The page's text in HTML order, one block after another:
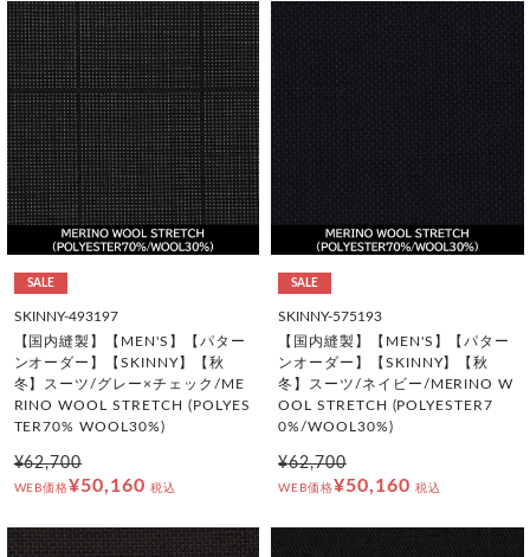
SALE
SKINNY-493197
【国内縫製】【MEN'S】【パター
ンオーダー】【SKINNY】【秋
冬】スーツ/グレー×チェック/ME
RINO WOOL STRETCH (POLYES
TER70% WOOL30%)
¥62,700
WEB価格¥50,160 税込
SALE
SKINNY-575193
【国内縫製】【MEN'S】【パター
ンオーダー】【SKINNY】【秋
冬】スーツ/ネイビー/MERINO W
OOL STRETCH (POLYESTER7
0%/WOOL30%)
¥62,700
WEB価格¥50,160 税込